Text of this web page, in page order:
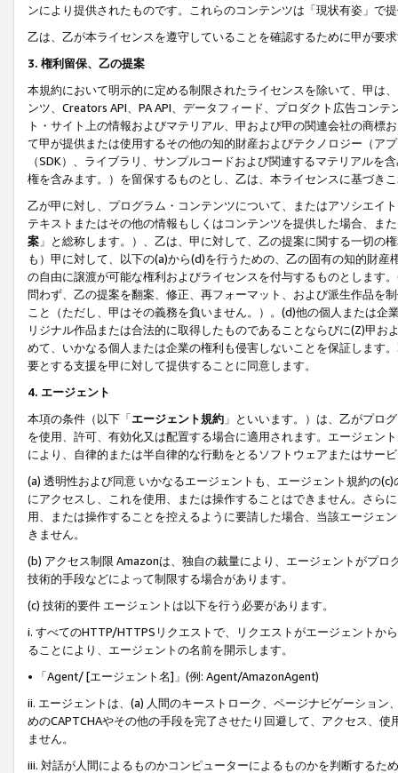
ンにより提供されたものです。これらのコンテンツは「現状有姿」で
乙は、乙が本ライセンスを遵守していることを確認するために甲が要
3. 権利留保、乙の提案
本規約において明示的に定める制限されたライセンスを除いて、甲は
ンツ、Creators API、PA API、データフィード、プロダクト広告コン
ト・サイト上の情報およびマテリアル、甲および甲の関連会社の商
て甲が提供または使用するその他の知的財産およびテクノロジー（ア
（SDK）、ライブラリ、サンプルコードおよび関連するマテリアル
権を含みます。）を留保するものとし、乙は、本ライセンスに基づき
乙が甲に対し、プログラム・コンテンツについて、またはアソシエイ
テキストまたはその他の情報もしくはコンテンツを提供した場合、ま
案 」と総称します。）、乙は、甲に対して、乙の提案に関する一切
も）甲に対して、以下の(a)から(d)を行うための、乙の固有の知的財
の自由に譲渡が可能な権利およびライセンスを付与するものとします
問わず、乙の提案を翻案、修正、再フォーマット、および派生作品を
こと（ただし、甲はその義務を負いません。）。(d)他の個人または
リジナル作品または合法的に取得したものであることならびに(Z)甲
めて、いかなる個人または企業の権利も侵害しないことを保証します
要とする支援を甲に対して提供することに同意します。
4. エージェント
本項の条件（以下「エージェント規約 」といいます。）は、乙がプロ
を使用、許可、有効化又は配置する場合に適用されます。エージェン
により、自律的または半自律的な行動をとるソフトウェアまたはサー
(a) 透明性および同意 いかなるエージェントも、エージェント規約の
にアクセスし、これを使用、または操作することはできません。さら
用、または操作することを控えるように要請した場合、当該エージェ
きません。
(b) アクセス制限 Amazonは、独自の裁量により、エージェントがプ
技術的手段などによって制限する場合があります。
(c) 技術的要件 エージェントは以下を行う必要があります。
i. すべてのHTTP/HTTPSリクエストで、リクエストがエージェントか
ることにより、エージェントの名前を開示します。
• 「Agent/ [エージェント名]」(例: Agent/AmazonAgent)
ii. エージェントは、(a) 人間のキーストローク、ページナビゲーショ
めのCAPTCHAやその他の手段を完了させたり回避して、アクセス、
ません。
iii. 対話が人間によるものかコンピューターによるものかを判断するた